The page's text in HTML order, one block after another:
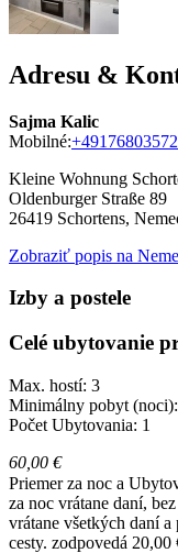
Adresu &
Sajma Kalic
Mobilné:
Kleine Wohnung
Oldenburger Straße 89
26419 Schortens,
Zobraziť popis na
Izby a postele
Celé ubytovanie
Max. hostí: 3
Minimálny pobyt
Počet Ubytovania: 1
60,00 €
Priemer za noc a
za noc vrátane daní,
vrátane všetkých daní
cesty. zodpovedá 20,00